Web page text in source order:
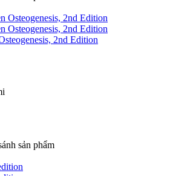
2nd Edition
sản phẩm